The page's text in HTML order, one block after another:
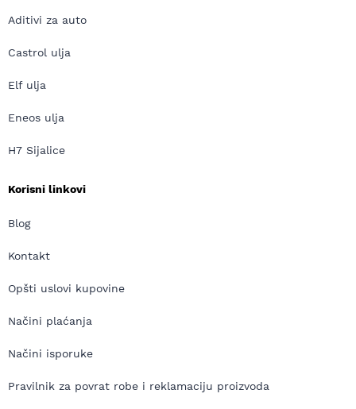
Aditivi za auto
Castrol ulja
Elf ulja
Eneos ulja
H7 Sijalice
Korisni linkovi
Blog
Kontakt
Opšti uslovi kupovine
Načini plaćanja
Načini isporuke
Pravilnik za povrat robe i reklamaciju proizvoda